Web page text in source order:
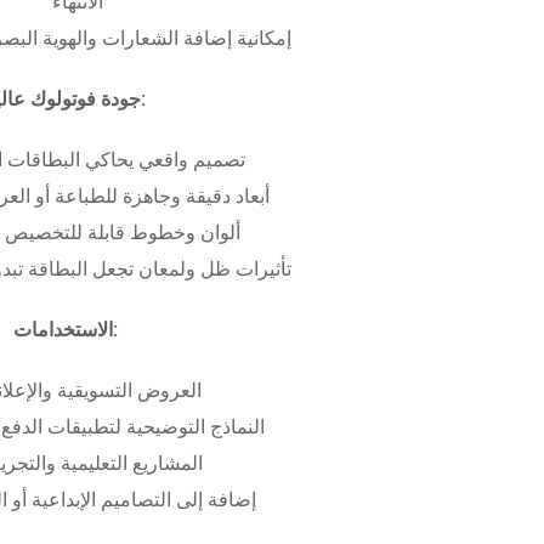
إمكانية إضافة الشعارات والهوية
جودة فوتولوك عالية:
تصميم واقعي يحاكي البطاقات
أبعاد دقيقة وجاهزة للطباعة أو
ألوان وخطوط قابلة للتخصيص
تأثيرات ظل ولمعان تجعل البطاقة
الاستخدامات:
العروض التسويقية
النماذج التوضيحية لتطبيقات
المشاريع التعليمية
إضافة إلى التصاميم الإبداعية أو